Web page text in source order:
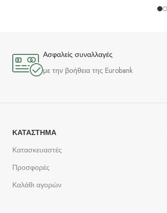
Ασφαλείς συναλλαγές
με την βοήθεια της Eurobank
ΚΑΤΆΣΤΗΜΑ
Κατασκευαστές
Προσφορές
Καλάθι αγορών